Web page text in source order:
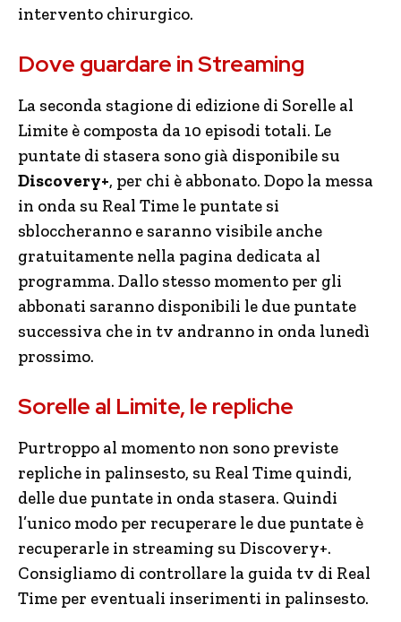
intervento chirurgico.
Dove guardare in Streaming
La seconda stagione di edizione di Sorelle al
Limite è composta da 10 episodi totali. Le
puntate di stasera sono già disponibile su
Discovery+, per chi è abbonato. Dopo la messa
in onda su Real Time le puntate si
sbloccheranno e saranno visibile anche
gratuitamente nella pagina dedicata al
programma. Dallo stesso momento per gli
abbonati saranno disponibili le due puntate
successiva che in tv andranno in onda lunedì
prossimo.
Sorelle al Limite, le repliche
Purtroppo al momento non sono previste
repliche in palinsesto, su Real Time quindi,
delle due puntate in onda stasera. Quindi
l’unico modo per recuperare le due puntate è
recuperarle in streaming su Discovery+.
Consigliamo di controllare la guida tv di Real
Time per eventuali inserimenti in palinsesto.